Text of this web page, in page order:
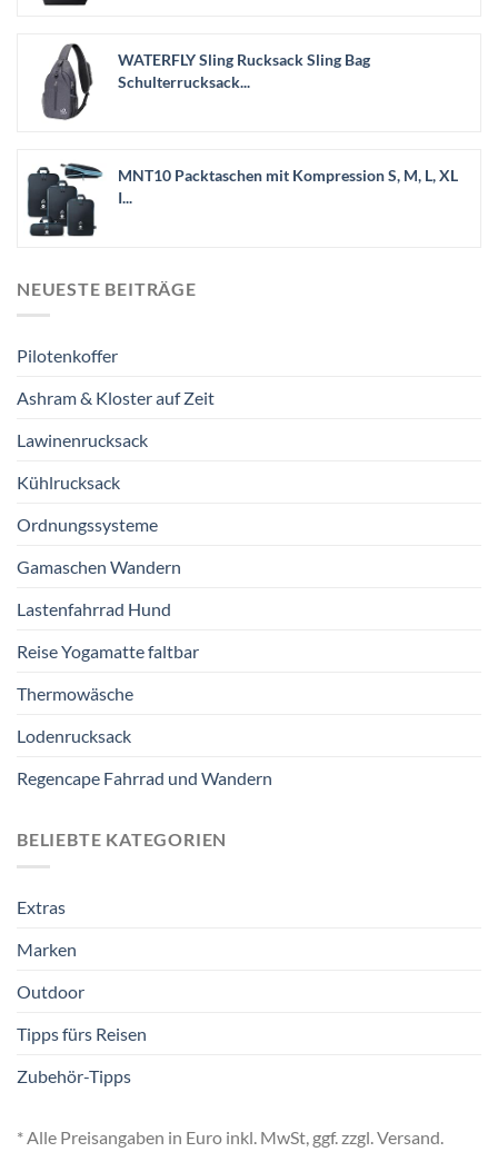
WATERFLY Sling Rucksack Sling Bag
Schulterrucksack...
MNT10 Packtaschen mit Kompression S, M, L, XL
I...
NEUESTE BEITRÄGE
Pilotenkoffer
Ashram & Kloster auf Zeit
Lawinenrucksack
Kühlrucksack
Ordnungssysteme
Gamaschen Wandern
Lastenfahrrad Hund
Reise Yogamatte faltbar
Thermowäsche
Lodenrucksack
Regencape Fahrrad und Wandern
BELIEBTE KATEGORIEN
Extras
Marken
Outdoor
Tipps fürs Reisen
Zubehör-Tipps
* Alle Preisangaben in Euro inkl. MwSt, ggf. zzgl. Versand.